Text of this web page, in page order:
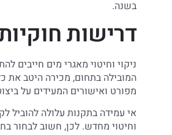
בשנה.
דרישות
ניקוי וחיטוי מאגרי מים
המובילה בתחום, מכירה היטב את
מפורט ואישורים המעידים על
אי עמידה בתקנות עלולה להוביל
וחיטוי מחדש. לכן, חשוב לבחור